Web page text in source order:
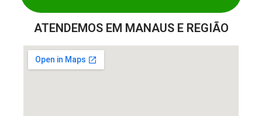
ATENDEMOS EM MANAUS E REGIÃO